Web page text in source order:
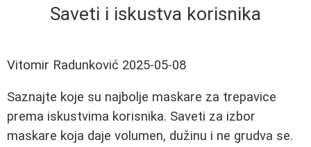
Saveti i iskustva korisnika
Vitomir Radunković 2025-05-08
Saznajte koje su najbolje maskare za trepavice
prema iskustvima korisnika. Saveti za izbor
maskare koja daje volumen, dužinu i ne grudva se.